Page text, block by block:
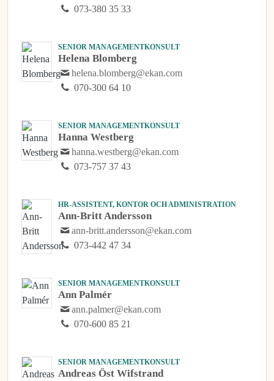
073-380 35 33
SENIOR MANAGEMENTKONSULT
Helena Blomberg
helena.blomberg@ekan.com
070-300 64 10
SENIOR MANAGEMENTKONSULT
Hanna Westberg
hanna.westberg@ekan.com
073-757 37 43
HR-ASSISTENT, KONTOR OCH ADMINISTRATION
Ann-Britt Andersson
ann-britt.andersson@ekan.com
073-442 47 34
SENIOR MANAGEMENTKONSULT
Ann Palmér
ann.palmer@ekan.com
070-600 85 21
SENIOR MANAGEMENTKONSULT
Andreas Öst Wifstrand